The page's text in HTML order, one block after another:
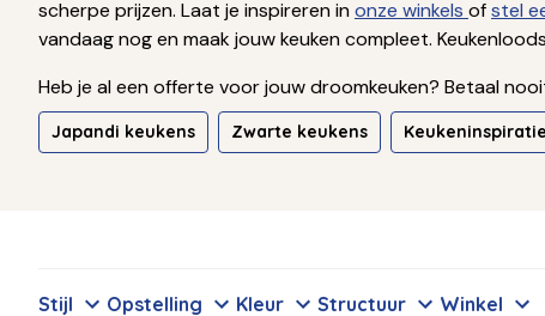
scherpe prijzen. Laat je inspireren inonze winkels ofstel
vandaag nog en maak jouw keuken compleet.
Heb je al een offerte voor jouw droomkeuken? Betaal
Japandi keukens Zwarte keukens Keukeninspiratie
Stijl Opstelling Kleur Structuur Winkel